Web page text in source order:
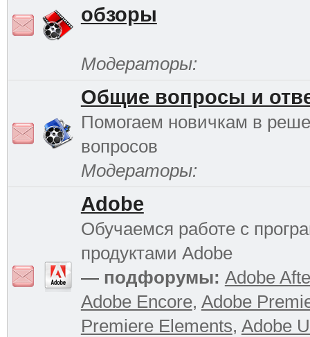
обзоры
Модераторы:
Общие вопросы и
Помогаем новичкам в
вопросов
Модераторы:
Adobe
Обучаемся работе с
продуктами Adobe
— подфорумы: Adobe
Adobe Encore, Adobe
Premiere Elements, Adobe